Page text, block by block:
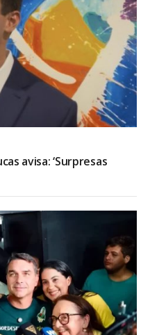
avisa: ‘Surpresas